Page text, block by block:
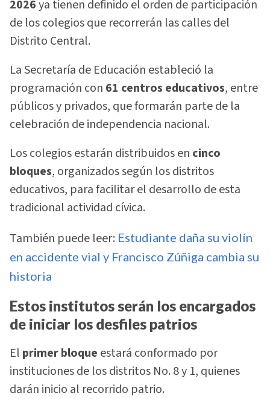
2026ya tienen definido el orden de participación
de los colegios que recorrerán las calles del
Distrito Central.
La Secretaría de Educación estableció la
programación con 61 centros educativos, entre
públicos y privados, que formarán parte de la
celebración de independencia nacional.
Los colegios estarán distribuidos en cinco
bloques, organizados según los distritos
educativos, para facilitar el desarrollo de esta
tradicional actividad cívica.
También puede leer: Estudiante daña su violín
en accidente vial y Francisco Zúñiga cambia su
historia
Estos institutos serán los encargados
de iniciar los desfiles patrios
El primer bloque estará conformado por
instituciones de los distritos No. 8 y 1, quienes
darán inicio al recorrido patrio.